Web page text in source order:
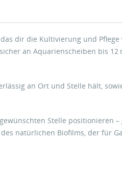
dir die Kultivierung und
an Aquarienscheiben bis 12
an Ort und Stelle hält,
Stelle positionieren
natürlichen Biofilms, der für